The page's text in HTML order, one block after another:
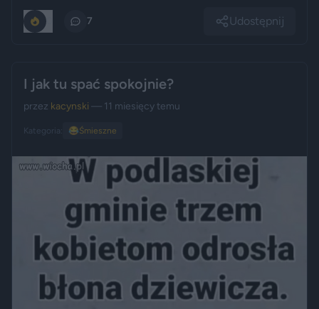
7 Udostępnij
I jak tu spać spokojnie?
przez kacynski — 11 miesięcy temu
Kategoria: 😂Śmieszne